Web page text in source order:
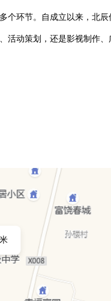
个环节。自成立以来，北
活动策划，还是影视制作
树立了良好的口碑。未来